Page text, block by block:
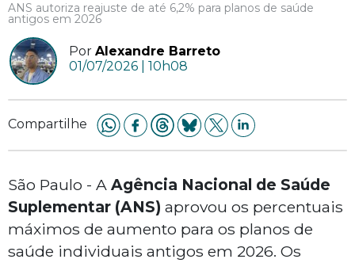
ANS autoriza reajuste de até 6,2% para planos de saúde
antigos em 2026
Por Alexandre Barreto
01/07/2026 | 10h08
Compartilhe
São Paulo - A Agência Nacional de Saúde
Suplementar (ANS) aprovou os percentuais
máximos de aumento para os planos de
saúde individuais antigos em 2026. Os